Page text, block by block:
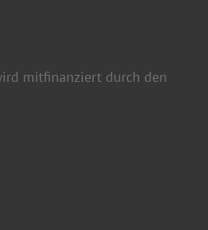
mitfinanziert durch den